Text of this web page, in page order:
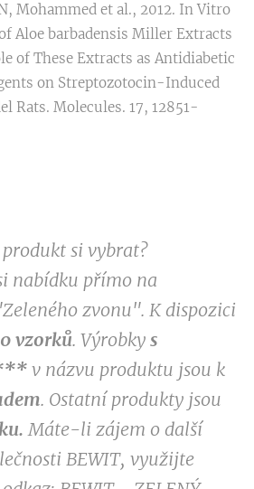
Mohammed et al., 2012. In Vitro
Aloe barbadensis Miller Extracts
of These Extracts as Antidiabetic
on Streptozotocin-Induced
Rats. Molecules. 17, 12851-
si vybrat?
nabídku přímo na
zvonu". K dispozici
vzorků. Výrobky s
v názvu produktu jsou k
. Ostatní produkty jsou
Máte-li zájem o další
BEWIT, využijte